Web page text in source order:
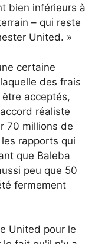
bien inférieurs à
– qui reste
United. »
certaine
des frais
acceptés,
réaliste
70 millions de
rapports qui
que Baleba
peu que 50
fermement
United pour le